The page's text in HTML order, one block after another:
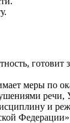
готовит
меры по
речи,
и